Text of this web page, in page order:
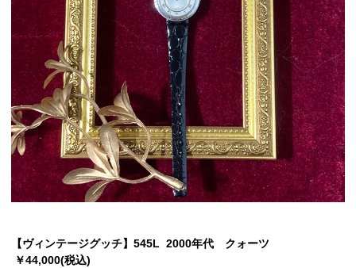
【ヴィンテージグッチ】545L 2000年代 クォーツ
￥44,000(税込)